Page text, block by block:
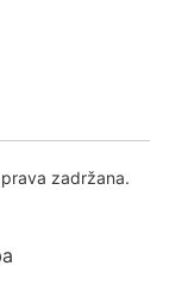
zadržana.